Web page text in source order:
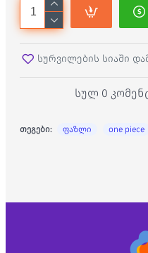
სულ 0
სურვილების სიაში
თეგები: ფაზლი one piece